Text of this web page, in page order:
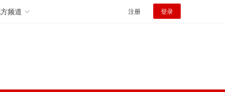
频道 注册 登录